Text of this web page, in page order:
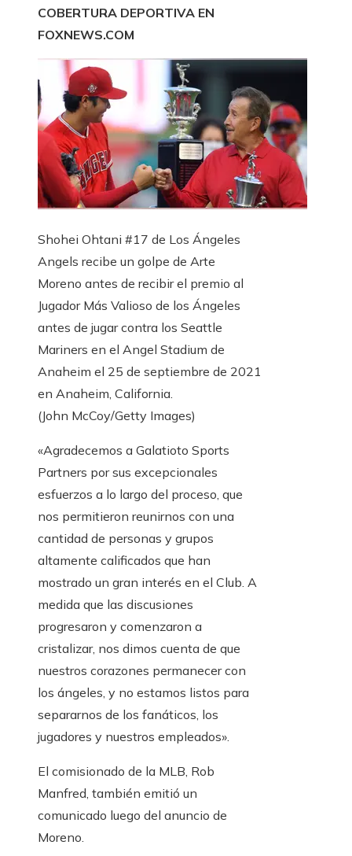
COBERTURA DEPORTIVA EN
FOXNEWS.COM
Shohei Ohtani #17 de Los Ángeles
Angels recibe un golpe de Arte
Moreno antes de recibir el premio al
Jugador Más Valioso de los Ángeles
antes de jugar contra los Seattle
Mariners en el Angel Stadium de
Anaheim el 25 de septiembre de 2021
en Anaheim, California.
(John McCoy/Getty Images)
«Agradecemos a Galatioto Sports
Partners por sus excepcionales
esfuerzos a lo largo del proceso, que
nos permitieron reunirnos con una
cantidad de personas y grupos
altamente calificados que han
mostrado un gran interés en el Club. A
medida que las discusiones
progresaron y comenzaron a
cristalizar, nos dimos cuenta de que
nuestros corazones permanecer con
los ángeles, y no estamos listos para
separarnos de los fanáticos, los
jugadores y nuestros empleados».
El comisionado de la MLB, Rob
Manfred, también emitió un
comunicado luego del anuncio de
Moreno.